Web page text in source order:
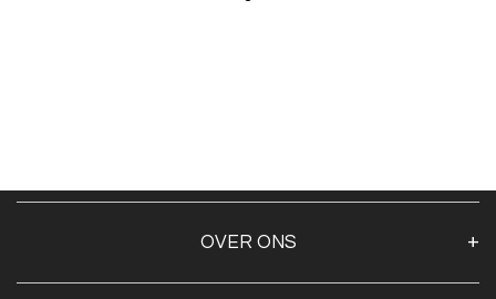
OVER ONS